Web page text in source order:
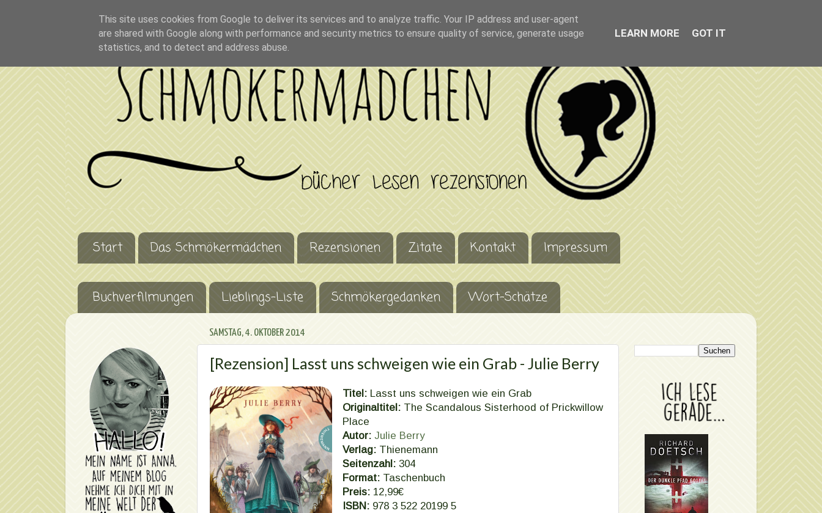
Start Das Schmökermädchen Rezensionen Zitate Kontakt Impressum
Buchverfilmungen Lieblings-Liste Schmökergedanken Wort-Schätze
SAMSTAG, 4. OKTOBER 2014
[Rezension] Lasst uns schweigen wie ein Grab - Julie Berry
Titel: Lasst uns schweigen wie ein Grab
Originaltitel:The Scandalous Sisterhood of Prickwillow
Place
Autor: Julie Berry
Verlag:Thienemann
Seitenzahl:304
Format:Taschenbuch
Preis:12,99€
ISBN: 978 3 522 20199 5
This site uses cookies from Google to deliver its services and to analyze traffic. Your IP address and user-agent
are shared with Google along with performance and security metrics to ensure quality of service, generate usage
statistics, and to detect and address abuse.
LEARN MORE GOT IT